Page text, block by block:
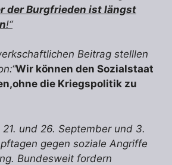
der Burgfrieden ist längst
!“
Beitrag stelllen
Wir können den Sozialstaat
die Kriegspolitik zu
und 26. September und 3.
gegen soziale Angriffe
Bundesweit fordern